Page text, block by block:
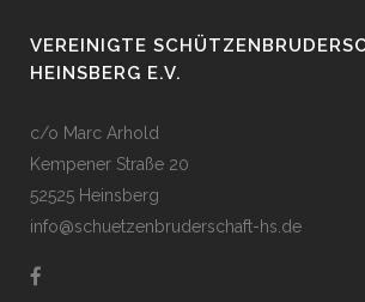
VEREINIGTE
HEINSBERG E.V.
c/o Marc Arhold
Kempener Straße 20
52525 Heinsberg
info@schuetzenbruderschaft-hs.de